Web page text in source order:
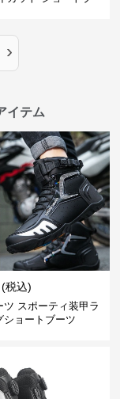
›
イテム
(税込)
ツ スポーティ装甲ラ
ショートブーツ